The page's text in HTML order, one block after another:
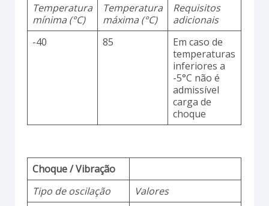
Temperatura
mínima (°C)
Temperatura
máxima (°C)
Requisitos
adicionais
-40
85
Em caso de
temperaturas
inferiores a
-5°C não é
admissível
carga de
choque
Choque / Vibração
Tipo de oscilação
Valores